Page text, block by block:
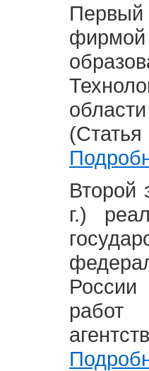
Первый
Второй
г.)
России
работ